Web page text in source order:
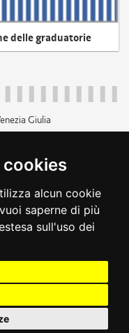
cookies
alcun cookie
saperne di più
sull'uso dei
delle graduatorie
Giulia
dichiarazione di
cookie